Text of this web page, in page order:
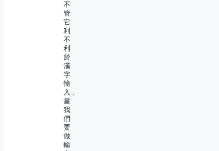
不
管
它
利
不
利
於
漢
字
輸
入，
當
我
們
要
做
輸